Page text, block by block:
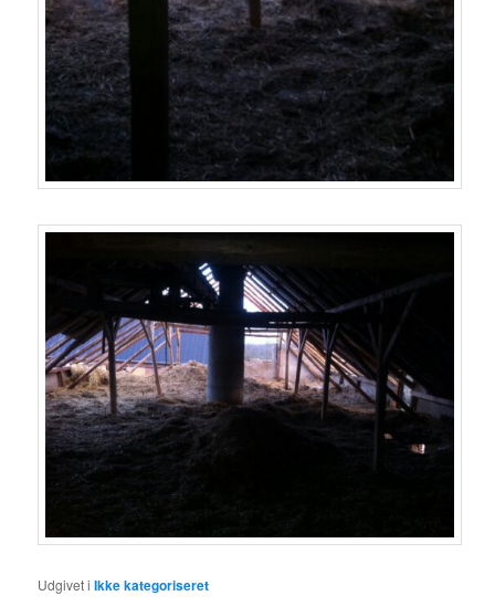
Udgivet i Ikke kategoriseret